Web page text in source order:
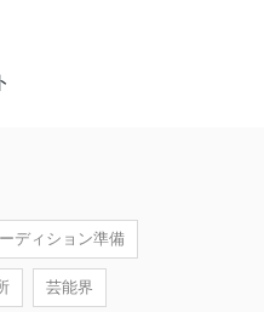
ディション準備
芸能界